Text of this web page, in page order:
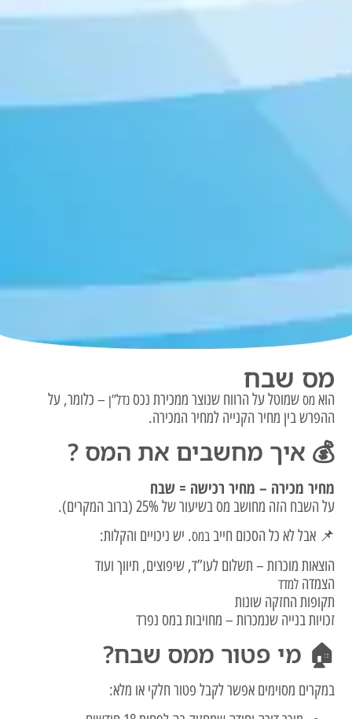
מס שבח
הוא מסשמוטל על הרווח שנוצר ממכירת נכסנדל”ן – כלומר, על
ההפרש בין מחיר הקנייה למחיר המכירה.
💰 איך מחשבים את המס ?
מחיר מכירה – מחיר רכישה = שבח
על השבח הזה מחושב מס בשיעור של 25% (ברוב המקרים).
📌 אבל לא כל הסכום חייבבמס. יש ניכויים והקלות:
הוצאות מוכרות – תשלום לעו”ד, שיפוצים, תיווך ועוד
הצמדהלמדד
תקופות החזקה שונות
זכויות בנייה שנמכרות – מחויבות במס נפרד
🏠 מי פטור ממס שבח?
במקרים מסוימים אפשר לקבל פטור חלקי או מלא: